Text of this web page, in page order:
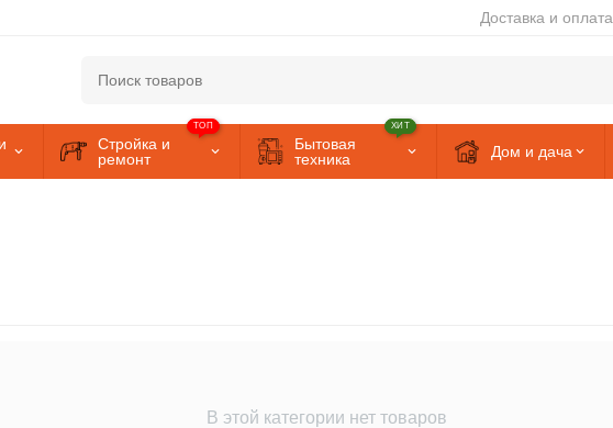
Доставка и оплата
Стройка и
ремонт
ТОП
Бытовая
техника
ХИТ
Дом и дача
В этой категории нет товаров